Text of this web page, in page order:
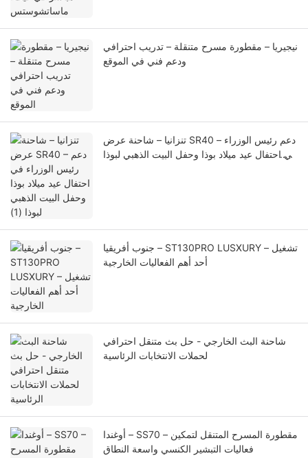
نيجيريا – مقطورة مسرح متنقلة – تدريب احترافي
ودعم فني في الموقع
تنزانيا – شاحنة عرض SR40 – دعم رئيس الوزراء
في احتفال عيد ميلاد بوذا وحفل البيت الذهبي لبوذا
جنوب أفريقيا – ST130PRO LUSXURY – تشغيل
أحد أهم الفعاليات الخارجية
شاحنة البث الخارجي - حل بث متنقل احترافي
لحملات الانتخابات الرئاسية
أوغندا – SS70 – مقطورة المسرح المتنقل لتمكين
فعاليات التبشير الكنسي واسعة النطاق